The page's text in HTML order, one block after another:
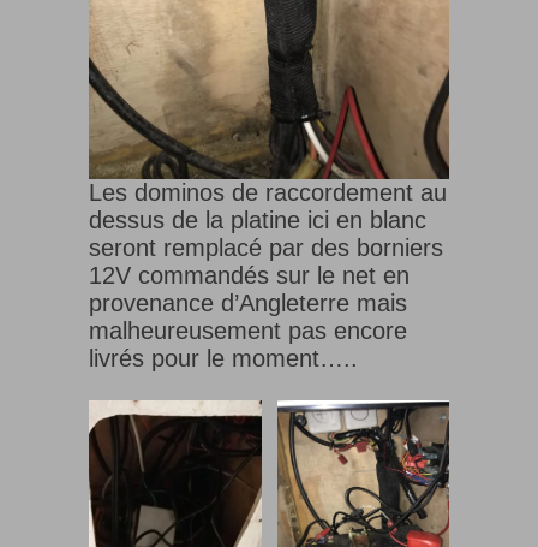
Les dominos de raccordement au
dessus de la platine ici en blanc
seront remplacé par des borniers
12V commandés sur le net en
provenance d’Angleterre mais
malheureusement pas encore
livrés pour le moment…..